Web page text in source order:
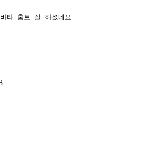
타 홈토 잘 하셨네요